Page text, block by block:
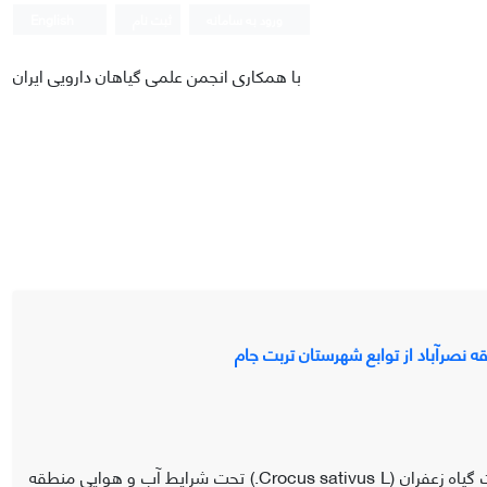
با همکاری انجمن علمی گیاهان دارویی ایران
نصرآباد از توابع شهرستان تربت جام
به منظور بررسی اثرات تاریخ کاشت و زمان اولین آبیاری بر رشد، عملکرد و کیفیت گیاه زعفران (Crocus sativus L.) تحت شرایط آب و هوایی منطقه